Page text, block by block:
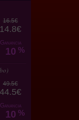
16.5€
14.8€
Ganancia
10 %
49.5€
44.5€
Ganancia
10 %